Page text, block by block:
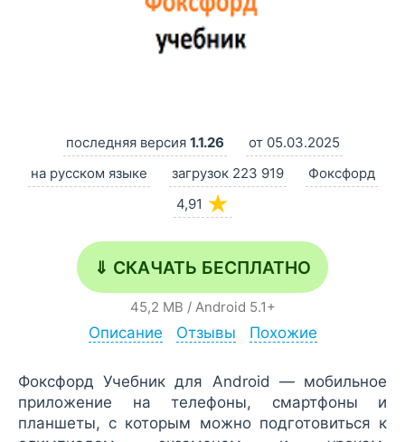
последняя версия 1.1.26
от 05.03.2025
на русском языке
загрузок 223 919
Фоксфорд
4,91 ★
⇓ СКАЧАТЬ БЕСПЛАТНО
45,2 MB / Android 5.1+
Описание Отзывы Похожие
Фоксфорд Учебник для Android — мобильное
приложение на телефоны, смартфоны и
планшеты, с которым можно подготовиться к